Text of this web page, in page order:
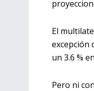
El
excepción
un 3.6 %
Pero ni